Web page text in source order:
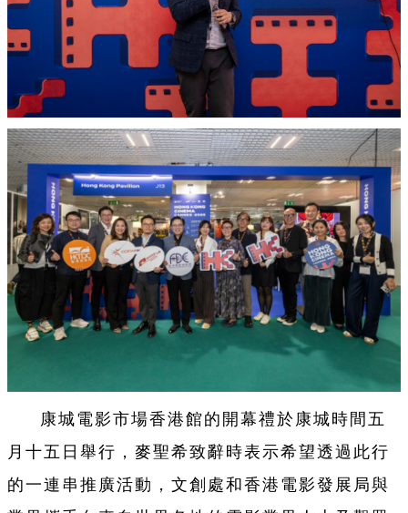
康城電影市場香港館的開幕禮於康城時間五
月十五日舉行，麥聖希致辭時表示希望透過此行
的一連串推廣活動，文創處和香港電影發展局與